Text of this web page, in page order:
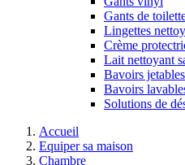
Gants de
Lingettes
Crème
Lait nettoyant
Bavoirs jetables
Bavoirs
Solutions de
Accueil
Equiper sa maison
Chambre